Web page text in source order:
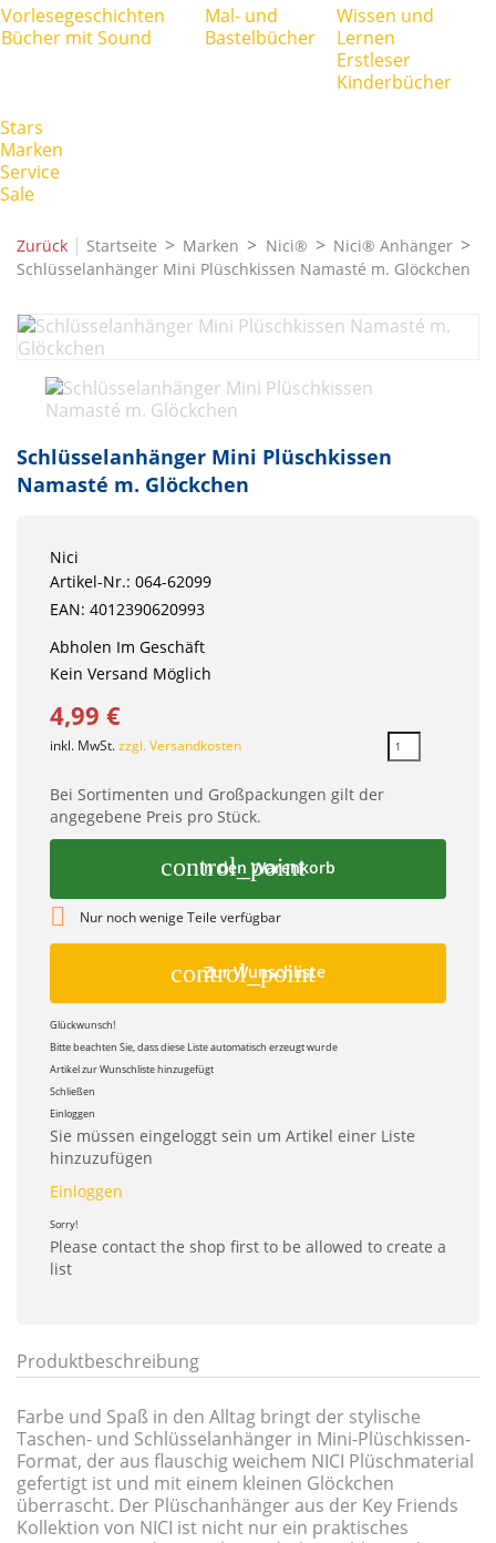
Vorlesegeschichten
Bücher mit Sound
Mal- und
Bastelbücher
Wissen und
Lernen
Erstleser
Kinderbücher
Stars
Marken
Service
Sale
Zurück | Startseite Marken Nici®
Nici® Anhänger
Schlüsselanhänger Mini Plüschkissen Namasté m. Glöckchen
Schlüsselanhänger Mini Plüschkissen
Namasté m. Glöckchen
Nici
Artikel-Nr.: 064-62099
EAN: 4012390620993
Abholen Im Geschäft
Kein Versand Möglich
4,99 €
inkl. MwSt.zzgl. Versandkosten
Bei Sortimenten und Großpackungen gilt der
angegebene Preis pro Stück.
control_point
In den Warenkorb
 Nur noch wenige Teile verfügbar
control_point
Zur Wunschliste
Glückwunsch!
Bitte beachten Sie, dass diese Liste automatisch erzeugt wurde
Artikel zur Wunschliste hinzugefügt
Schließen
Einloggen
Sie müssen eingeloggt sein um Artikel einer Liste
hinzuzufügen
Einloggen
Sorry!
Please contact the shop first to be allowed to create a
list
Produktbeschreibung
Farbe und Spaß in den Alltag bringt der stylische
Taschen- und Schlüsselanhänger in Mini-Plüschkissen-
Format, der aus flauschig weichem NICI Plüschmaterial
gefertigt ist und mit einem kleinen Glöckchen
überrascht. Der Plüschanhänger aus der Key Friends
Kollektion von NICI ist nicht nur ein praktisches